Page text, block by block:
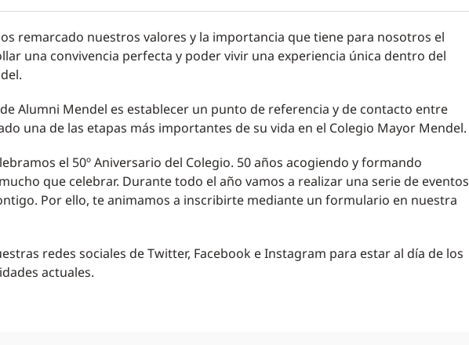
remarcado nuestros valores y la importancia que tiene para nosotros el
una convivencia perfecta y poder vivir una experiencia única dentro del
Alumni Mendel es establecer un punto de referencia y de contacto entre
una de las etapas más importantes de su vida en el Colegio Mayor Mendel.
el 50º Aniversario del Colegio. 50 años acogiendo y formando
que celebrar. Durante todo el año vamos a realizar una serie de eventos
Por ello, te animamos a inscribirte mediante un formulario en nuestra
redes sociales de Twitter, Facebook e Instagram para estar al día de los
actuales.